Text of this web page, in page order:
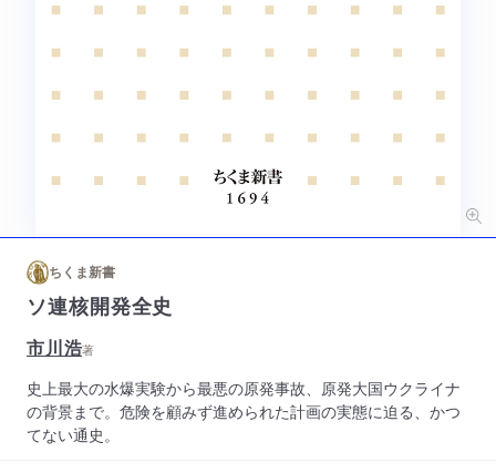
ちくま新書
ソ連核開発全史
市川浩著
史上最大の水爆実験から最悪の原発事故、原発大国ウクライナ
の背景まで。危険を顧みず進められた計画の実態に迫る、かつ
てない通史。